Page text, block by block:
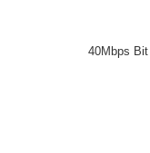
40Mbps